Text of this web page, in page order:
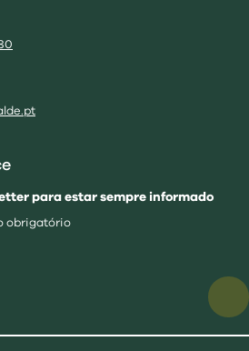
para estar sempre informado
obrigatório